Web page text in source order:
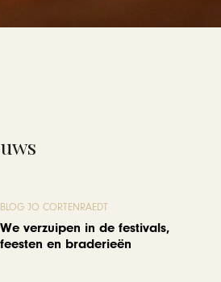
BLOG JO CORTENRAEDT
We verzuipen in de festivals,
feesten en braderieën